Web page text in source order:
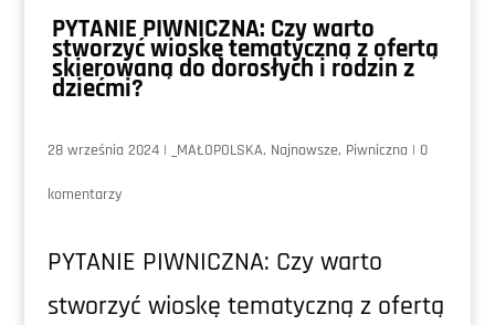
PYTANIE PIWNICZNA: Czy warto
stworzyć wioskę tematyczną z ofertą
skierowaną do dorosłych i rodzin z
dziećmi?
28 września 2024| _MAŁOPOLSKA, Najnowsze, Piwniczna | 0
komentarzy
PYTANIE PIWNICZNA: Czy warto
stworzyć wioskę tematyczną z ofertą